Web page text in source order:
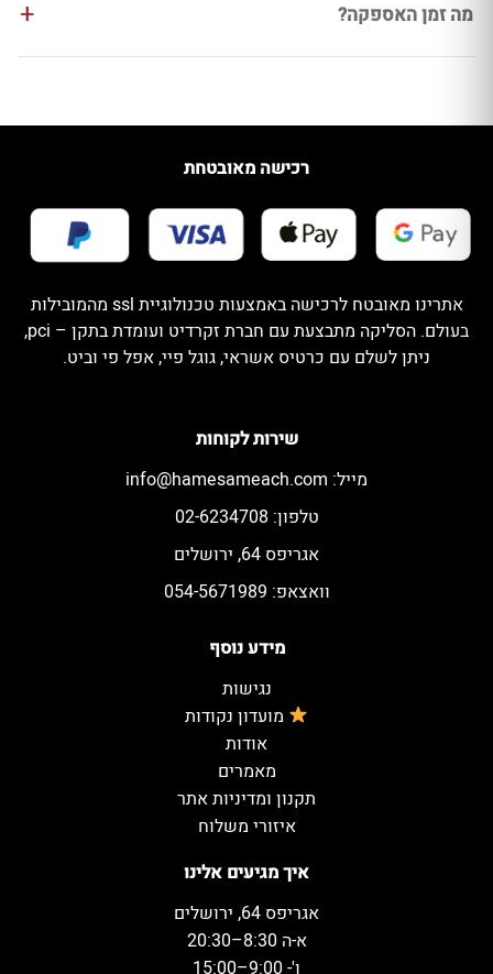
מה זמן האספקה?
איך מגיעים אלינו
אגריפס 64, ירושלים
א-ה 8:30–20:30
ו'- 9:00–15:00
מידע נוסף
נגישות
מועדון נקודות
אודות
מאמרים
תקנון ומדיניות אתר
איזורי משלוח
שירות לקוחות
מייל: info@hamesameach.com
טלפון: 02-6234708
אגריפס 64, ירושלים
וואצאפ: 054-5671989
רכישה מאובטחת
אתרינו מאובטח לרכישה באמצעות טכנולוגיית ssl מהמובילות
בעולם. הסליקה מתבצעת עם חברת זקרדיט ועומדת בתקן – pci,
ניתן לשלם עם כרטיס אשראי, גוגל פיי, אפל פי וביט.